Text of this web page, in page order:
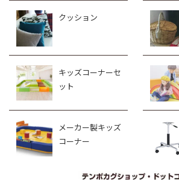
クッション
キッズコーナーセ
ット
メーカー製キッズ
コーナー